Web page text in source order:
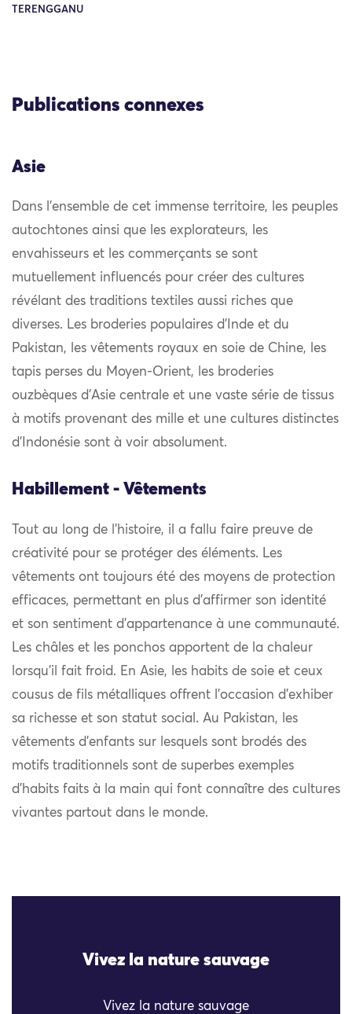
TERENGGANU
Publications connexes
Asie
Dans l’ensemble de cet immense territoire, les peuples
autochtones ainsi que les explorateurs, les
envahisseurs et les commerçants se sont
mutuellement influencés pour créer des cultures
révélant des traditions textiles aussi riches que
diverses. Les broderies populaires d’Inde et du
Pakistan, les vêtements royaux en soie de Chine, les
tapis perses du Moyen-Orient, les broderies
ouzbèques d’Asie centrale et une vaste série de tissus
à motifs provenant des mille et une cultures distinctes
d’Indonésie sont à voir absolument.
Habillement - Vêtements
Tout au long de l’histoire, il a fallu faire preuve de
créativité pour se protéger des éléments. Les
vêtements ont toujours été des moyens de protection
efficaces, permettant en plus d’affirmer son identité
et son sentiment d’appartenance à une communauté.
Les châles et les ponchos apportent de la chaleur
lorsqu’il fait froid. En Asie, les habits de soie et ceux
cousus de fils métalliques offrent l’occasion d’exhiber
sa richesse et son statut social. Au Pakistan, les
vêtements d’enfants sur lesquels sont brodés des
motifs traditionnels sont de superbes exemples
d’habits faits à la main qui font connaître des cultures
vivantes partout dans le monde.
Vivez la nature sauvage
Vivez la nature sauvage